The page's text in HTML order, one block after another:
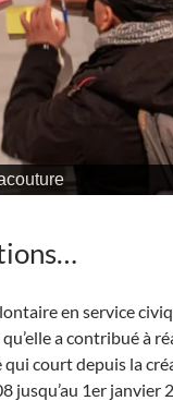
de La Divagante
en service
a contribué à
court depuis la
jusqu’au 1er janvier